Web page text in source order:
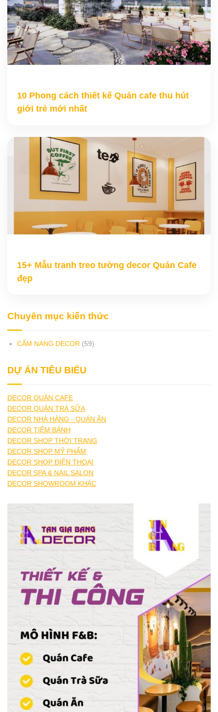
10 Phong cách thiết kế Quán cafe thu hút
giới trẻ mới nhất
15+ Mẫu tranh treo tường decor Quán Cafe
đẹp
Chuyên mục kiến thức
CẨM NANG DECOR (59)
DỰ ÁN TIÊU BIỂU
DECOR QUÁN CAFE
DECOR QUÁN TRÀ SỮA
DECOR NHÀ HÀNG - QUÁN ĂN
DECOR TIỆM BÁNH
DECOR SHOP THỜI TRANG
DECOR SHOP MỸ PHẨM
DECOR SHOP ĐIỆN THOẠI
DECOR SPA & NAIL SALON
DECOR SHOWROOM KHÁC